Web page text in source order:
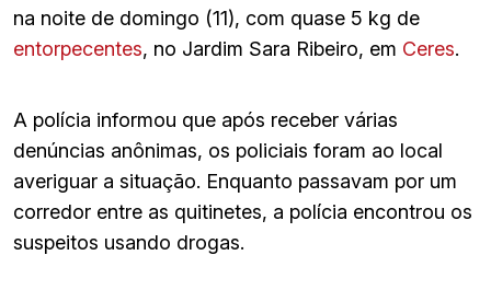
na noite de domingo (11), com quase 5 kg de
entorpecentes, no Jardim Sara Ribeiro, em Ceres.
A polícia informou que após receber várias
denúncias anônimas, os policiais foram ao local
averiguar a situação. Enquanto passavam por um
corredor entre as quitinetes, a polícia encontrou os
suspeitos usando drogas.